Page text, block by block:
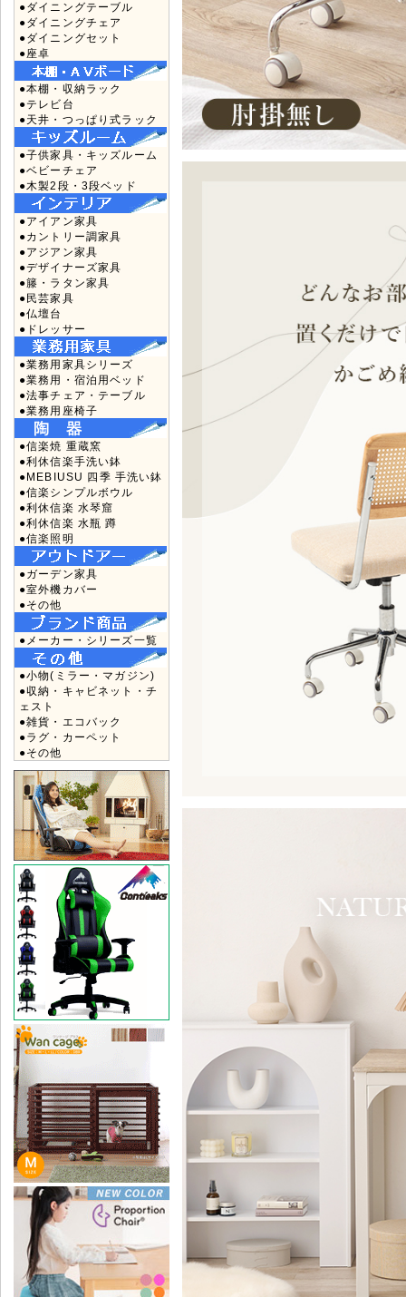
●ダイニングテーブル
●ダイニングチェア
●ダイニングセット
●座卓
●本棚・収納ラック
●テレビ台
●天井・つっぱり式ラック
●子供家具・キッズルーム
●ベビーチェア
●木製2段・3段ベッド
●アイアン家具
●カントリー調家具
●アジアン家具
●デザイナーズ家具
●籐・ラタン家具
●民芸家具
●仏壇台
●ドレッサー
●業務用家具シリーズ
●業務用・宿泊用ベッド
●法事チェア・テーブル
●業務用座椅子
●信楽焼 重蔵窯
●利休信楽手洗い鉢
●MEBIUSU 四季 手洗い鉢
●信楽シンプルボウル
●利休信楽 水琴窟
●利休信楽 水瓶 蹲
●信楽照明
●ガーデン家具
●室外機カバー
●その他
●メーカー・シリーズ一覧
●小物(ミラー・マガジン)
●収納・キャビネット・チ
ェスト
●雑貨・エコバック
●ラグ・カーペット
●その他